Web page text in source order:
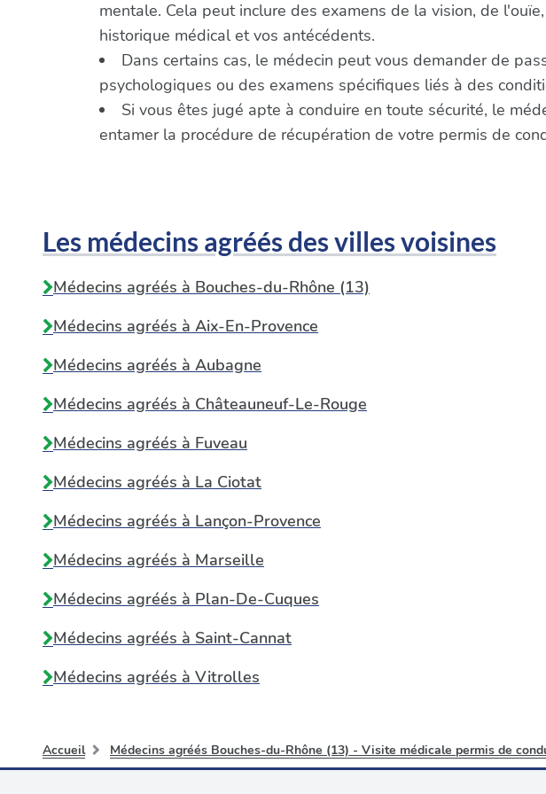
mentale. Cela peut inclure des examens de la vision, de
historique médical et vos antécédents.
Dans certains cas, le médecin peut vous demander de
psychologiques ou des examens spécifiques liés à des
Si vous êtes jugé apte à conduire en toute sécurité, le
entamer la procédure de récupération de votre permis de
Les médecins agréés des villes voisines
Médecins agréés à Bouches-du-Rhône (13)
Médecins agréés à Aix-En-Provence
Médecins agréés à Aubagne
Médecins agréés à Châteauneuf-Le-Rouge
Médecins agréés à Fuveau
Médecins agréés à La Ciotat
Médecins agréés à Lançon-Provence
Médecins agréés à Marseille
Médecins agréés à Plan-De-Cuques
Médecins agréés à Saint-Cannat
Médecins agréés à Vitrolles
Accueil Médecins agréés Bouches-du-Rhône (13) - Visite médicale permis de